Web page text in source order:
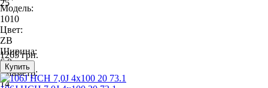
25
Модель:
1010
Цвет:
ZB
Ширина:
6.0
Диаметр:
14
1265 грн.